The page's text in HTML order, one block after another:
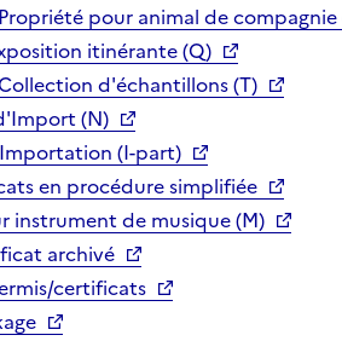
pour animal de compagnie
itinérante (Q)
d'échantillons (T)
(N)
(I-part)
en procédure simplifiée
instrument de musique (M)
archivé
certificats